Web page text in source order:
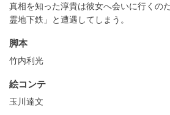
真相を知った淳貴は彼女へ会いに行くの
霊地下鉄」と遭遇してしまう。
脚本
竹内利光
絵コンテ
玉川達文